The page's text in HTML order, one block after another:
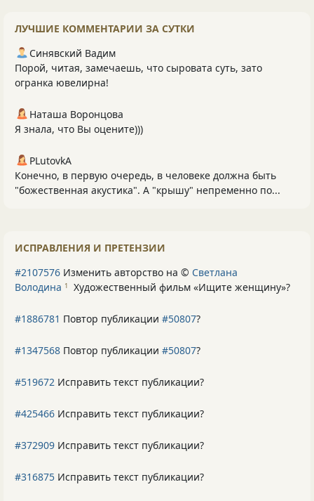
ЛУЧШИЕ КОММЕНТАРИИ ЗА СУТКИ
Синявский Вадим
Порой, читая, замечаешь, что сыровата суть, зато
огранка ювелирна!
Наташа Воронцова
Я знала, что Вы оцените)))
PLutоvkА
Конечно, в первую очередь, в человеке должна быть
"божественная акустика". А "крышу" непременно по...
ИСПРАВЛЕНИЯ И ПРЕТЕНЗИИ
#2107576 Изменить авторство на © Светлана
Володина 1 Художественный фильм «Ищите женщину»?
#1886781 Повтор публикации #50807?
#1347568 Повтор публикации #50807?
#519672 Исправить текст публикации?
#425466 Исправить текст публикации?
#372909 Исправить текст публикации?
#316875 Исправить текст публикации?